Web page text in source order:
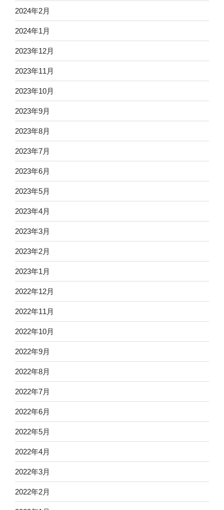
2024年2月
2024年1月
2023年12月
2023年11月
2023年10月
2023年9月
2023年8月
2023年7月
2023年6月
2023年5月
2023年4月
2023年3月
2023年2月
2023年1月
2022年12月
2022年11月
2022年10月
2022年9月
2022年8月
2022年7月
2022年6月
2022年5月
2022年4月
2022年3月
2022年2月